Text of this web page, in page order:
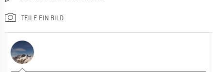
TEILE EIN BILD